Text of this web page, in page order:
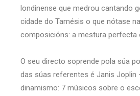
londinense que medrou cantando
cidade do Tamésis o que nótase
composicións: a mestura perfecta
O seu directo soprende pola súa
das súas referentes é Janis Joplin
dinamismo: 7 músicos sobre o